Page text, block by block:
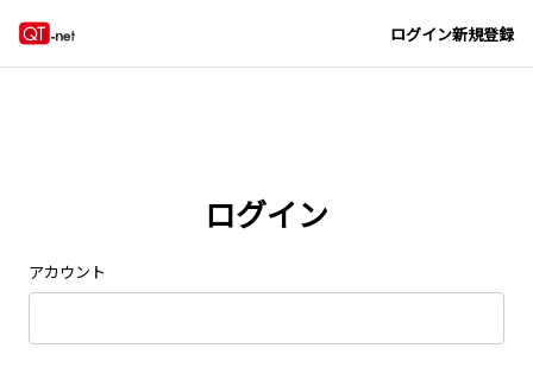
ログイン新規登録
ログイン
アカウント